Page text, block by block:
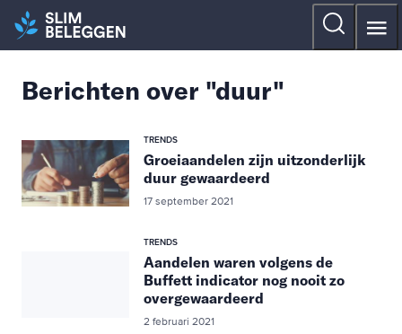
Berichten over "duur"
TRENDS
Groeiaandelen zijn uitzonderlijk
duur gewaardeerd
17 september 2021
TRENDS
Aandelen waren volgens de
Buffett indicator nog nooit zo
overgewaardeerd
2 februari 2021